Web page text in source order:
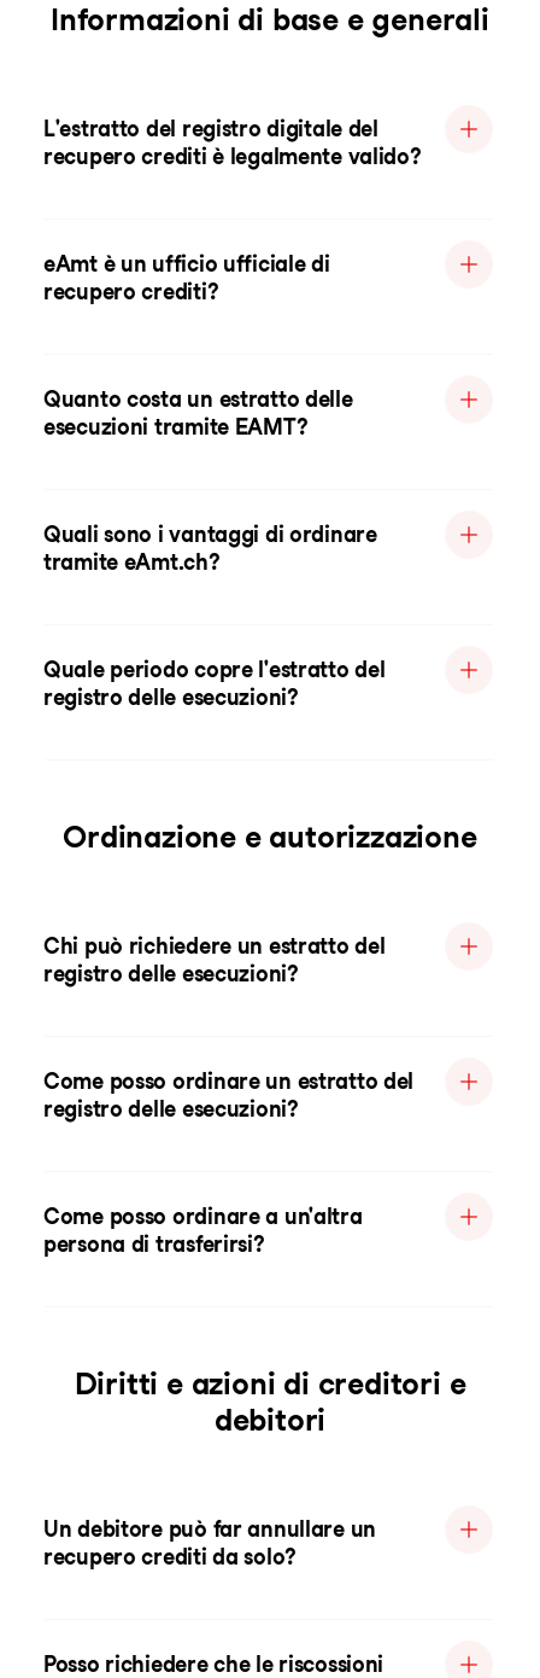
Informazioni di base e generali
L'estratto del registro digitale del
recupero crediti è legalmente valido?
eAmt è un ufficio ufficiale di
recupero crediti?
Quanto costa un estratto delle
esecuzioni tramite EAMT?
Quali sono i vantaggi di ordinare
tramite eAmt.ch?
Quale periodo copre l'estratto del
registro delle esecuzioni?
Ordinazione e autorizzazione
Chi può richiedere un estratto del
registro delle esecuzioni?
Come posso ordinare un estratto del
registro delle esecuzioni?
Come posso ordinare a un'altra
persona di trasferirsi?
Diritti e azioni di creditori e
debitori
Un debitore può far annullare un
recupero crediti da solo?
Posso richiedere che le riscossioni